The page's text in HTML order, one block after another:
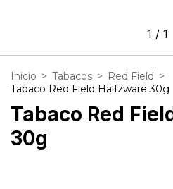
1 / 1
Inicio > Tabacos > Red Field >
Tabaco Red Field Halfzware 30g
Tabaco Red
30g